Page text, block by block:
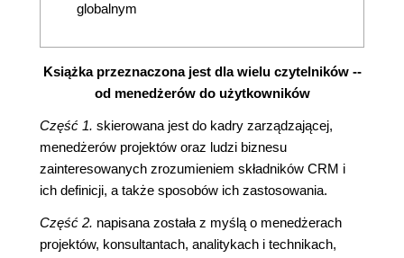
globalnym
Książka przeznaczona jest dla wielu czytelników --
od menedżerów do użytkowników
Część 1. skierowana jest do kadry zarządzającej,
menedżerów projektów oraz ludzi biznesu
zainteresowanych zrozumieniem składników CRM i
ich definicji, a także sposobów ich zastosowania.
Część 2. napisana została z myślą o menedżerach
projektów, konsultantach, analitykach i technikach,